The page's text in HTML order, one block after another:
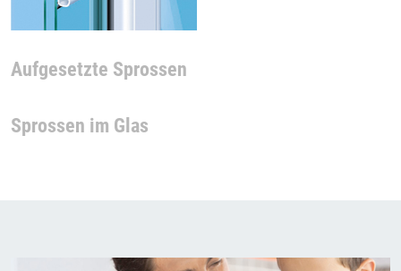
Aufgesetzte Sprossen
Sprossen im Glas